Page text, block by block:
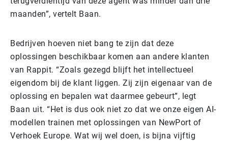
maanden”, vertelt Baan.
Bedrijven hoeven niet bang te zijn dat deze
oplossingen beschikbaar komen aan andere klanten
van Rappit. “Zoals gezegd blijft het intellectueel
eigendom bij de klant liggen. Zij zijn eigenaar van de
oplossing en bepalen wat daarmee gebeurt”, legt
Baan uit. “Het is dus ook niet zo dat we onze eigen AI-
modellen trainen met oplossingen van NewPort of
Verhoek Europe. Wat wij wel doen, is bijna vijftig